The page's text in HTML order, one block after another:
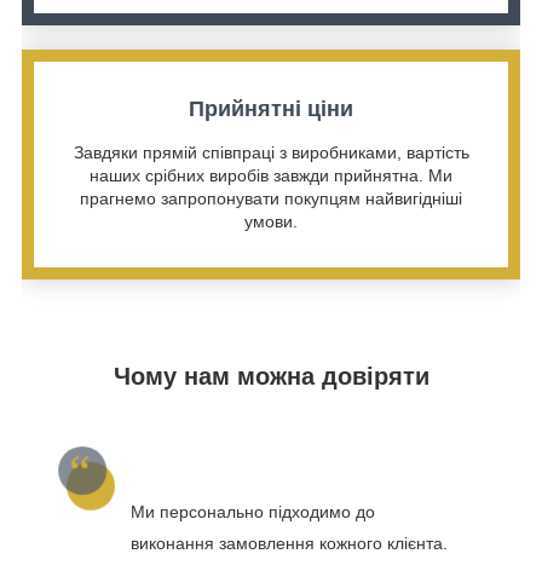
Прийнятні ціни
Завдяки прямій співпраці з виробниками, вартість
наших срібних виробів завжди прийнятна. Ми
прагнемо запропонувати покупцям найвигідніші
умови.
Чому нам можна довіряти
Ми персонально підходимо до
виконання замовлення кожного клієнта.